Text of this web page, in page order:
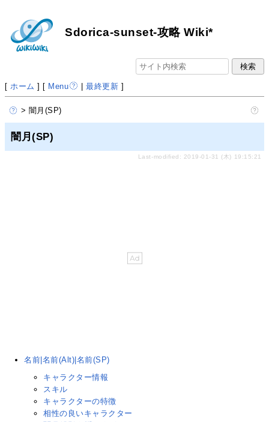
Sdorica-sunset-攻略 Wiki*
[ ホーム ] [ Menu |最終更新 ]
> 闇月(SP)
闇月(SP)
Last-modified: 2019-01-31 (木) 19:15:21
名前|名前(Alt)|名前(SP)
キャラクター情報
スキル
キャラクターの特徴
相性の良いキャラクター